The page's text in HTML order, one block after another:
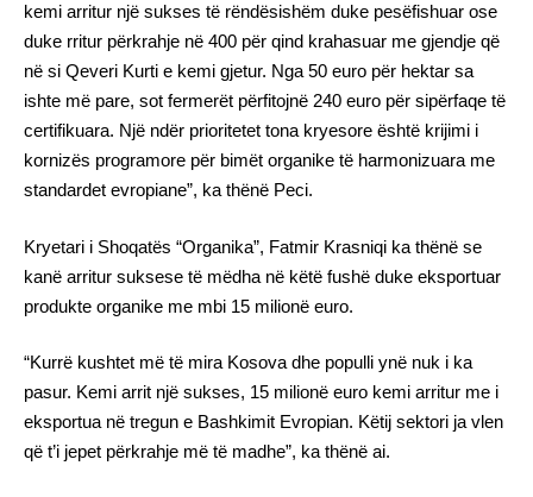
kemi arritur një sukses të rëndësishëm duke pesëfishuar ose
duke rritur përkrahje në 400 për qind krahasuar me gjendje që
në si Qeveri Kurti e kemi gjetur. Nga 50 euro për hektar sa
ishte më pare, sot fermerët përfitojnë 240 euro për sipërfaqe të
certifikuara. Një ndër prioritetet tona kryesore është krijimi i
kornizës programore për bimët organike të harmonizuara me
standardet evropiane”, ka thënë Peci.
Kryetari i Shoqatës “Organika”, Fatmir Krasniqi ka thënë se
kanë arritur suksese të mëdha në këtë fushë duke eksportuar
produkte organike me mbi 15 milionë euro.
“Kurrë kushtet më të mira Kosova dhe populli ynë nuk i ka
pasur. Kemi arrit një sukses, 15 milionë euro kemi arritur me i
eksportua në tregun e Bashkimit Evropian. Këtij sektori ja vlen
që t’i jepet përkrahje më të madhe”, ka thënë ai.